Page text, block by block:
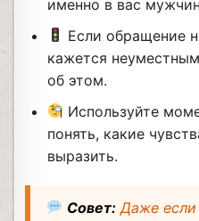
именно в вас
Если обращение
кажется
об этом.
Используйте
понять, какие
выразить.
Совет: Даже если